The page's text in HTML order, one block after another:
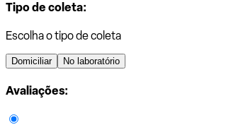
Tipo de coleta:
Escolha o tipo de coleta
Domiciliar No laboratório
Avaliações: